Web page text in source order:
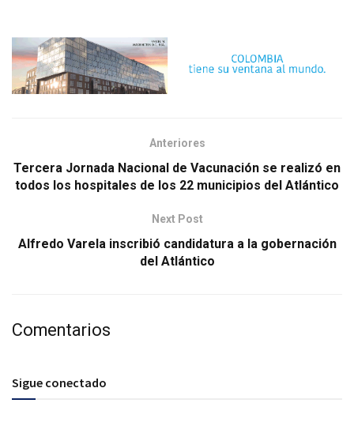
Anteriores
Tercera Jornada Nacional de Vacunación se realizó en
todos los hospitales de los 22 municipios del Atlántico
Next Post
Alfredo Varela inscribió candidatura a la gobernación
del Atlántico
Comentarios
Sigue conectado